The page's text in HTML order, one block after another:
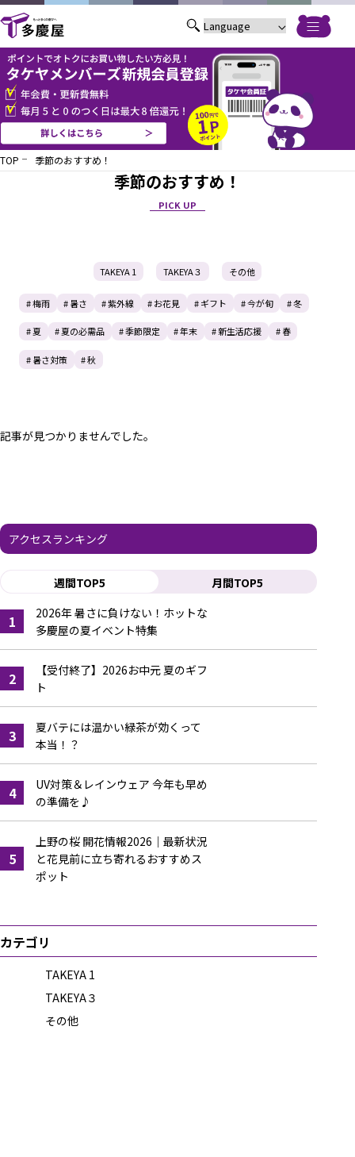
TOP 季節のおすすめ！
季節のおすすめ！
PICK UP
TAKEYA 1 TAKEYA３ その他
# 梅雨 # 暑さ # 紫外線 # お花見 # ギフト # 今が旬 # 冬
# 夏 # 夏の必需品 # 季節限定 # 年末 # 新生活応援 # 春
# 暑さ対策 # 秋
記事が見つかりませんでした。
アクセスランキング
週間TOP5 月間TOP5
1
2026年 暑さに負けない！ホットな
多慶屋の夏イベント特集
2
【受付終了】2026お中元 夏のギフ
ト
3
夏バテには温かい緑茶が効くって
本当！？
4
UV対策＆レインウェア 今年も早め
の準備を♪
5
上野の桜 開花情報2026｜最新状況
と花見前に立ち寄れるおすすめス
ポット
カテゴリ
TAKEYA 1
TAKEYA３
その他